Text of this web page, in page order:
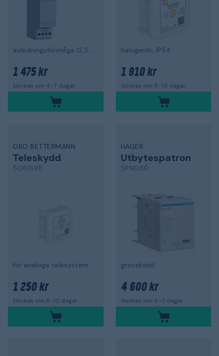
avledningsförmåga 12,5kA
1 475 kr
Skickas om 4-7 dagar
halogenfri, IP54
1 910 kr
Skickas om 8-10 dagar
OBO BETTERMANN
Teleskydd
5081698
för analoga telesystem
1 250 kr
Skickas om 8-10 dagar
HAGER
Utbytespatron
SPN080
grovskydd
4 600 kr
Skickas om 4-7 dagar